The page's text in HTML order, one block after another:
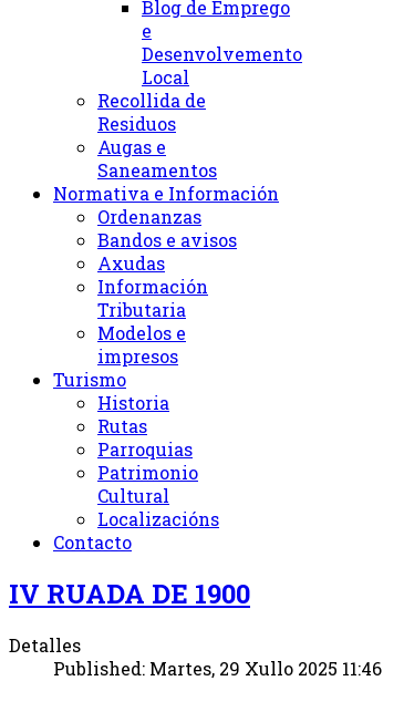
Blog de Emprego
e
Desenvolvemento
Local
Recollida de
Residuos
Augas e
Saneamentos
Normativa e Información
Ordenanzas
Bandos e avisos
Axudas
Información
Tributaria
Modelos e
impresos
Turismo
Historia
Rutas
Parroquias
Patrimonio
Cultural
Localizacións
Contacto
IV RUADA DE 1900
Detalles
Published: Martes, 29 Xullo 2025 11:46